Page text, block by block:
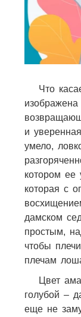
Что
и
умело,
котором ее
которая с
дамском
простым,
чтобы
плечам
Цвет
голубой –
еще не